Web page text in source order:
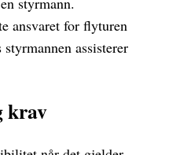
ansvaret for flyturen
assisterer
krav